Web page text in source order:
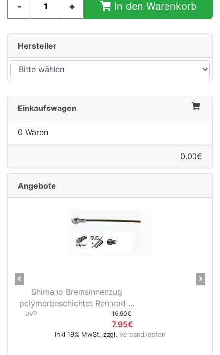
In den Warenkorb
Hersteller
Einkaufswagen
0 Waren
0.00€
Angebote
Shimano Bremsinnenzug
polymerbeschichtet Rennrad ...
UVP 16.90€
7.95€
Inkl 19% MwSt. zzgl. Versandkosten
Previous Next